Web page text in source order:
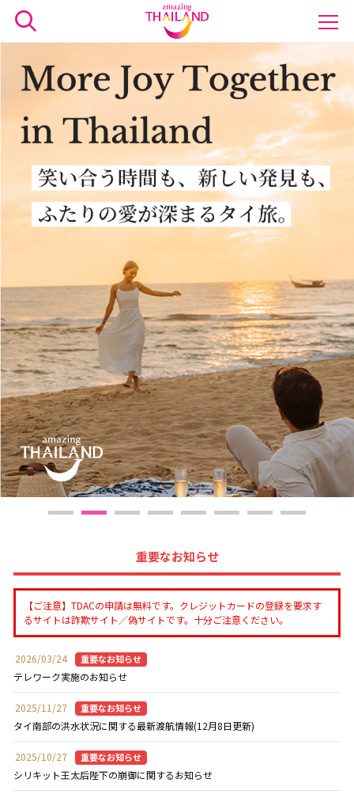
重要なお知らせ
【ご注意】TDACの申請は無料です。クレジットカードの登録を要求す
るサイトは詐欺サイト／偽サイトです。十分ご注意ください。
2026/03/24
テレワーク実施のお知らせ
2025/11/27
タイ南部の洪水状況に関する最新渡航情報(12月8日更新)
2025/10/27
シリキット王太后陛下の崩御に関するお知らせ